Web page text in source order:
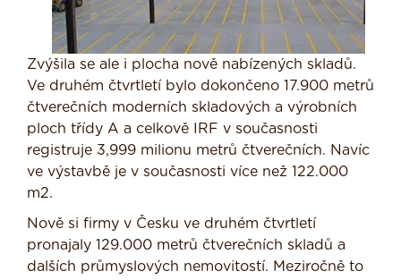
Zvýšila se ale i plocha nově nabízených skladů.
Ve druhém čtvrtletí bylo dokončeno 17.900 metrů
čtverečních moderních skladových a výrobních
ploch třídy A a celkově IRF v současnosti
registruje 3,999 milionu metrů čtverečních. Navíc
ve výstavbě je v současnosti více než 122.000
m2.
Nově si firmy v Česku ve druhém čtvrtletí
pronajaly 129.000 metrů čtverečních skladů a
dalších průmyslových nemovitostí. Meziročně to